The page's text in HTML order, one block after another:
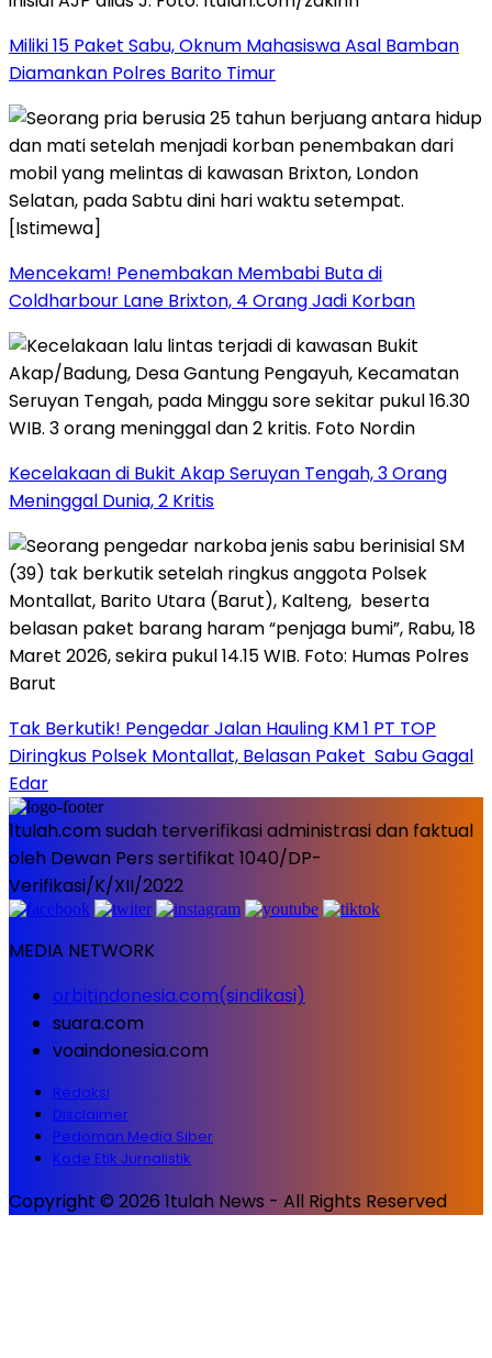
Miliki 15 Paket Sabu, Oknum Mahasiswa Asal Bamban
Diamankan Polres Barito Timur
Mencekam! Penembakan Membabi Buta di
Coldharbour Lane Brixton, 4 Orang Jadi Korban
Kecelakaan di Bukit Akap Seruyan Tengah, 3 Orang
Meninggal Dunia, 2 Kritis
Tak Berkutik! Pengedar Jalan Hauling KM 1 PT TOP
Diringkus Polsek Montallat, Belasan Paket Sabu Gagal
Edar
1tulah.com sudah terverifikasi administrasi dan faktual
oleh Dewan Pers sertifikat 1040/DP-
Verifikasi/K/XII/2022
MEDIA NETWORK
orbitindonesia.com(sindikasi)
suara.com
voaindonesia.com
Redaksi
Disclaimer
Pedoman Media Siber
Kode Etik Jurnalistik
Copyright © 2026 1tulah News - All Rights Reserved